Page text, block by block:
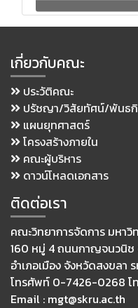
เกี่ยวกับคณะ
ประวัติคณะ
ปรัชญา/วิสัยทัศน์/พันธ
แผนยุทศาสตร์
โครงสร้างภายใน
คณะผู้บริหาร
ดาวน์โหลดเอกสาร
ติดต่อเรา
คณะวิทยาการจัดการ มหา
160 หมู่ 4 ถนนกาญจนวนิช
อำเภอเมือง จังหวัดสงขล
โทรศัพท์ 0-7426-0268 โ
Email : mgt@skru.ac.th